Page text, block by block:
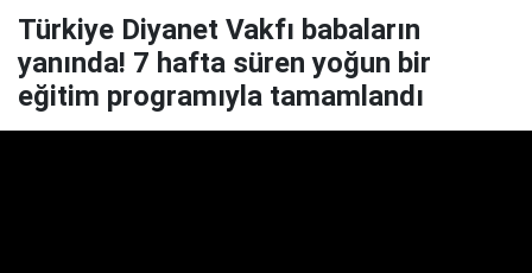
Türkiye Diyanet Vakfı babaların
yanında! 7 hafta süren yoğun bir
eğitim programıyla tamamlandı